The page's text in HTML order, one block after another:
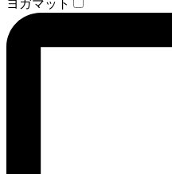
ヨガマット